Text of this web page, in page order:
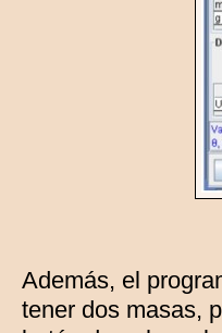
Además, el
tener dos masas,